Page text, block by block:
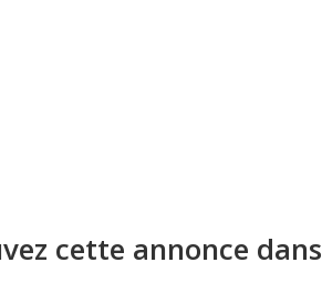
cette annonce dans